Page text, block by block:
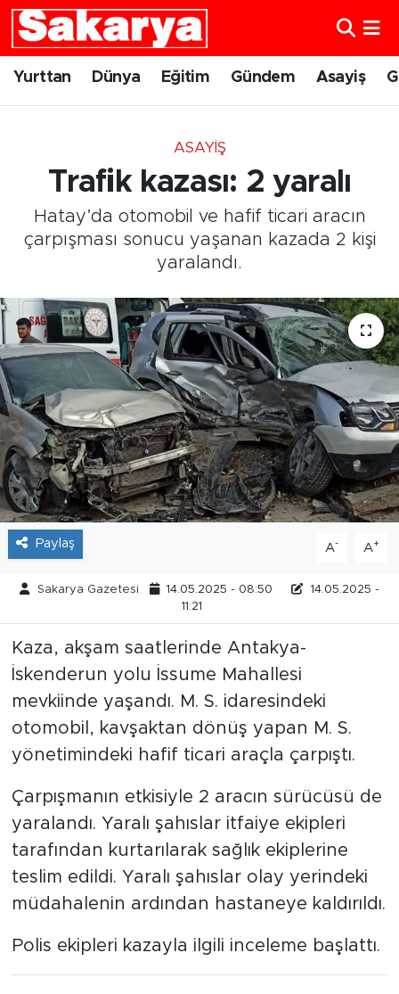
Yurttan Dünya Eğitim Gündem Asayiş
ASAYIŞ
Trafik kazası: 2 yaralı
Hatay’da otomobil ve hafif ticari aracın
çarpışması sonucu yaşanan kazada 2 kişi
yaralandı.
Paylaş A- A+
Sakarya Gazetesi 14.05.2025 - 08:50
14.05.2025 -
11:21
Kaza, akşam saatlerinde Antakya-
İskenderun yolu İssume Mahallesi
mevkiinde yaşandı. M. S. idaresindeki
otomobil, kavşaktan dönüş yapan M. S.
yönetimindeki hafif ticari araçla çarpıştı.
Çarpışmanın etkisiyle 2 aracın sürücüsü de
yaralandı. Yaralı şahıslar itfaiye ekipleri
tarafından kurtarılarak sağlık ekiplerine
teslim edildi. Yaralı şahıslar olay yerindeki
müdahalenin ardından hastaneye kaldırıldı.
Polis ekipleri kazayla ilgili inceleme başlattı.
Yurttan
Eskişehirspor
Spor
Sağlık
Kültür Sanat
Tarihçe
Resmi İlanlar
Söyleşi
Politika
Eskişehir Nöbetçi Eczaneler
Eskişehir Namaz Vakitleri
Süper Lig Puan Durumu ve Fikstür
Tüm Manşetler
Son Dakika Haberleri
Haber Arşivi